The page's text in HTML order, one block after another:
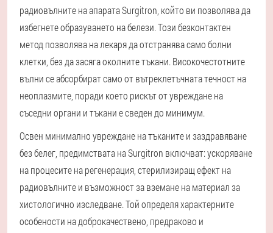
радиовълните на апарата Surgitron, който ви позволява да
избегнете образуването на белези. Този безконтактен
метод позволява на лекаря да отстранява само болни
клетки, без да засяга околните тъкани. Високочестотните
вълни се абсорбират само от вътреклетъчната течност на
неоплазмите, поради което рискът от увреждане на
съседни органи и тъкани е сведен до минимум.
Освен минимално увреждане на тъканите и заздравяване
без белег, предимствата на Surgitron включват: ускоряване
на процесите на регенерация, стерилизиращ ефект на
радиовълните и възможност за вземане на материал за
хистологично изследване. Той определя характерните
особености на доброкачествено, предраково и